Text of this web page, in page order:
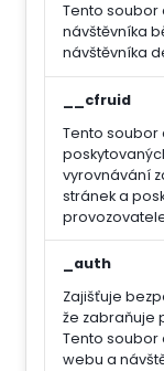
Tento soubor
návštěvníka
návštěvníka
__cfruid
Tento soubor
vyrovnávání
stránek a
_auth
Zajišťuje
že zabraňuje
Tento soubor
webu a